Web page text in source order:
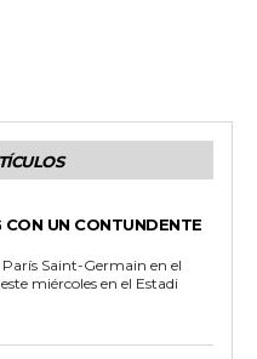
UN CONTUNDENTE
Saint-Germain en el
miércoles en el Estadi